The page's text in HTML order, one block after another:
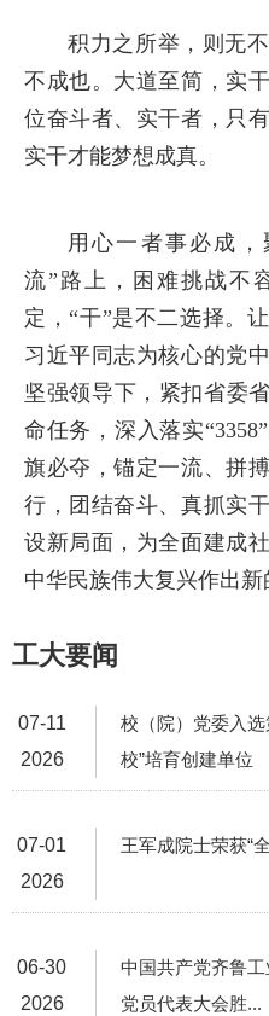
积力之所举，则无
不成也。大道至简，实
位奋斗者、实干者，只
实干才能梦想成真。
用心一者事必成
流”路上，困难挑战不
定，“干”是不二选择。
习近平同志为核心的党
坚强领导下，紧扣省委
命任务，深入落实
旗必夺，锚定一流、拼
行，团结奋斗、真抓实
设新局面，为全面建成
中华民族伟大复兴作出新
工大要闻
07-11
2026
校（院）党委入
校”培育创建单位
07-01
2026
王军成院士荣获“
06-30
2026
中国共产党齐鲁
党员代表大会胜...